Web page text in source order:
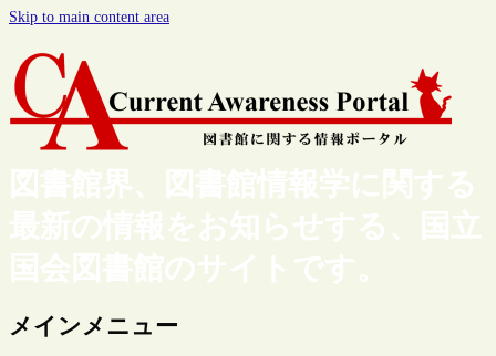
Skip to main content area
図書館界、図書館情報学に関する
最新の情報をお知らせする、国立
国会図書館のサイトです。
メインメニュー